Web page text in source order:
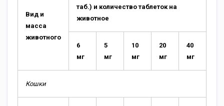
Вид и
масса
животного
таб.) и количество таблеток на
животное
6
мг
5
мг
10
мг
20
мг
40
мг
Кошки